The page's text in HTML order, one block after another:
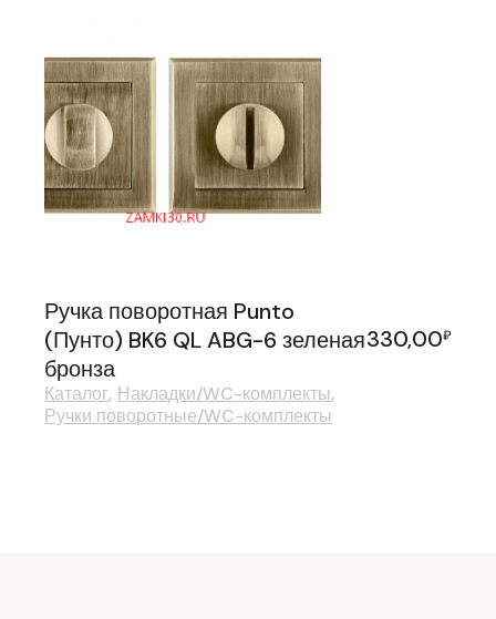
Ручка поворотная Punto
(Пунто) BK6 QL ABG-6 зеленая
бронза
330,00₽
Каталог Накладки/WC-комплекты
Ручки поворотные/WC-комплекты